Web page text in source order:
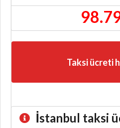
Taksi ücreti
İstanbul taksi